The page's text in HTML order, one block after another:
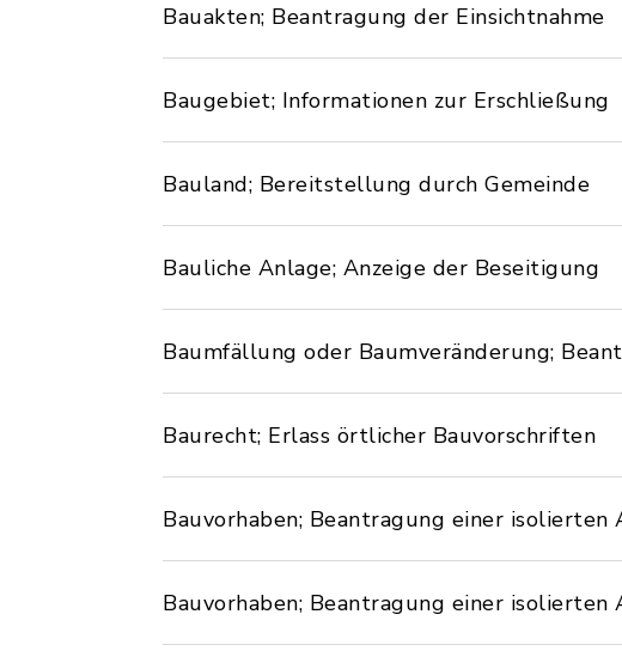
Bauakten; Beantragung der Einsichtnahme
Baugebiet; Informationen zur Erschließung
Bauland; Bereitstellung durch Gemeinde
Bauliche Anlage; Anzeige der Beseitigung
Baumfällung oder Baumveränderung;
Baurecht; Erlass örtlicher Bauvorschriften
Bauvorhaben; Beantragung einer
Bauvorhaben; Beantragung einer isolierten